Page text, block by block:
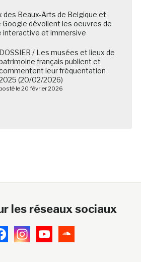
des Beaux-Arts de Belgique et
Google dévoilent les oeuvres de
interactive et immersive
DOSSIER / Les musées et lieux de
français publient et
leur fréquentation
(20/02/2026)
posté le 20 février 2026
les réseaux sociaux